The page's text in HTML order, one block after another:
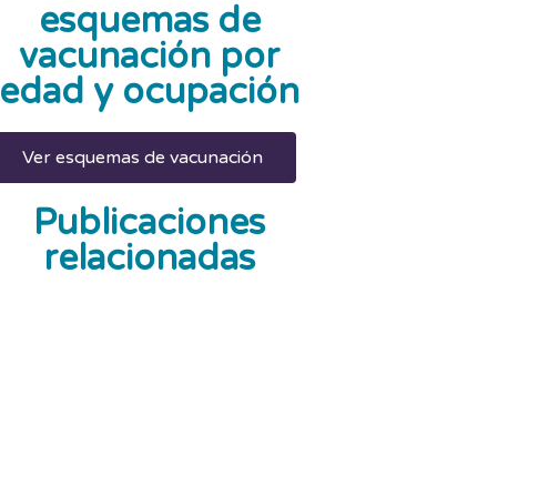
esquemas de
vacunación por
edad y ocupación
Ver esquemas de vacunación
Publicaciones
relacionadas